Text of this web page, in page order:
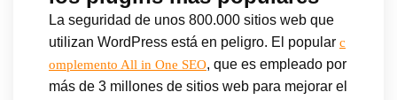
La seguridad de unos 800.000 sitios web que
utilizan WordPress está en peligro. El popular c
omplemento All in One SEO, que es empleado por
más de 3 millones de sitios web para mejorar el